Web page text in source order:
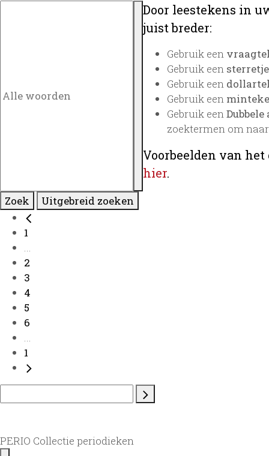
Door leestekens in
juist breder:
Gebruik een
Gebruik een
Gebruik een
Gebruik een
Gebruik een
zoektermen om
Voorbeelden van
hier.
Zoek Uitgebreid zoeken
1
2
3
4
5
6
1
PERIO Collectie periodieken